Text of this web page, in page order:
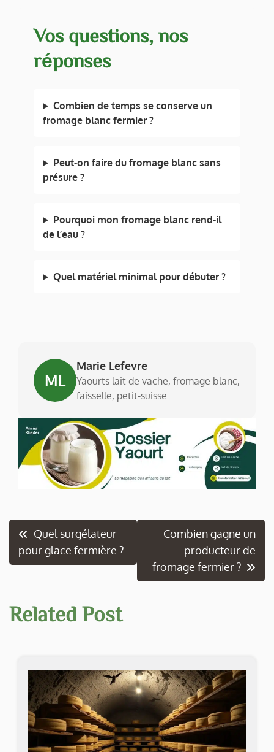
Vos questions, nos
réponses
Combien de temps se conserve un
fromage blanc fermier ?
Peut-on faire du fromage blanc sans
présure ?
Pourquoi mon fromage blanc rend-il
de l’eau ?
Quel matériel minimal pour débuter ?
ML
Marie Lefevre
Yaourts lait de vache, fromage blanc,
faisselle, petit-suisse
Navigation
de
Quel surgélateur
pour glace fermière ?
Combien gagne un
producteur de
fromage fermier ?
Related Post